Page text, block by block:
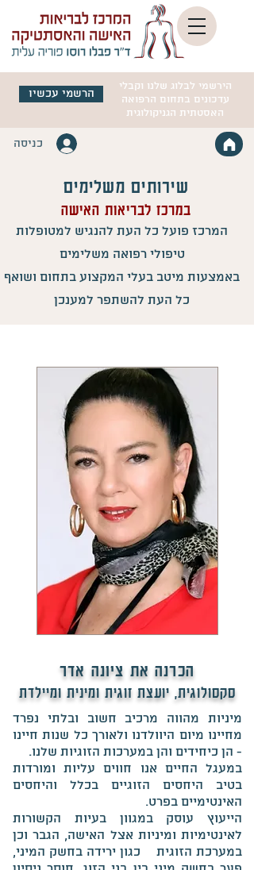
הרשמי עכשיו
הירשמי לבלוג שלנו וקבלי
עדכונים בתחום הרפואה
האסטתית הגניקולוגית
כניסה
שירותים משלימים
במרכז לבריאות האישה
המרכז פועל כל העת להנגיש למטופלות
טיפולי רפואה משלימים
באמצעות מיטב בעלי המקצוע בתחום ושואף
כל העת להשתפר למענכן
הכרנה את ציונה אדר
סקסולוגית, יועצת זוגית ומינית ומיילדת
מיניות מהווה מרכיב חשוב ובלתי נפרד
מחיינו מיום היוולדנו ולאורך כל שנות חיינו
- הן כיחידים והן במערכות הזוגיות שלנו.
במעגל החיים אנו חווים עליות ומורדות
בטיב היחסים הזוגיים בכלל והיחסים
האינטימיים בפרט.
הייעוץ עוסק במגוון בעיות הקשורות
לאינטימיות ומיניות אצל האישה, הגבר וכן
במערכת הזוגית כגון ירידה בחשק המיני,